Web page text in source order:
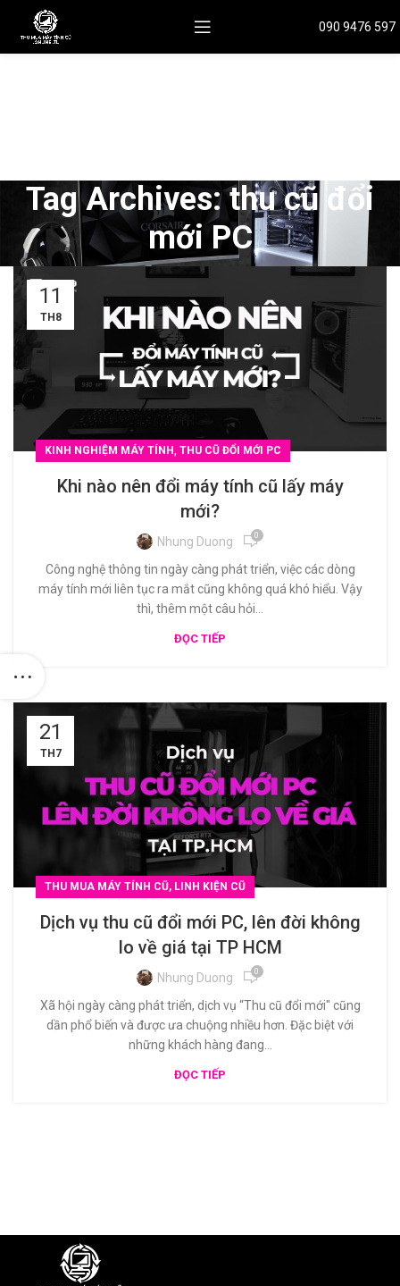
090 9476 597
Tag Archives: thu cũ đổi
mới PC
11
TH8
KINH NGHIỆM MÁY TÍNH, THU CŨ ĐỔI MỚI PC
Khi nào nên đổi máy tính cũ lấy máy
mới?
Nhung Duong 0
Công nghệ thông tin ngày càng phát triển, việc các dòng
máy tính mới liên tục ra mắt cũng không quá khó hiểu. Vậy
thì, thêm một câu hỏi...
ĐỌC TIẾP
21
TH7
THU MUA MÁY TÍNH CŨ, LINH KIỆN CŨ
Dịch vụ thu cũ đổi mới PC, lên đời không
lo về giá tại TP HCM
Nhung Duong 0
Xã hội ngày càng phát triển, dịch vụ “Thu cũ đổi mới" cũng
dần phổ biến và được ưa chuộng nhiều hơn. Đặc biệt với
những khách hàng đang...
ĐỌC TIẾP